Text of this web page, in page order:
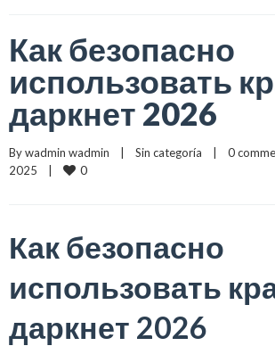
Как безопасно
использовать
даркнет 2026
By wadmin wadmin Sin categoría 0
2025    |
0
Как безопасно
использовать
даркнет 2026